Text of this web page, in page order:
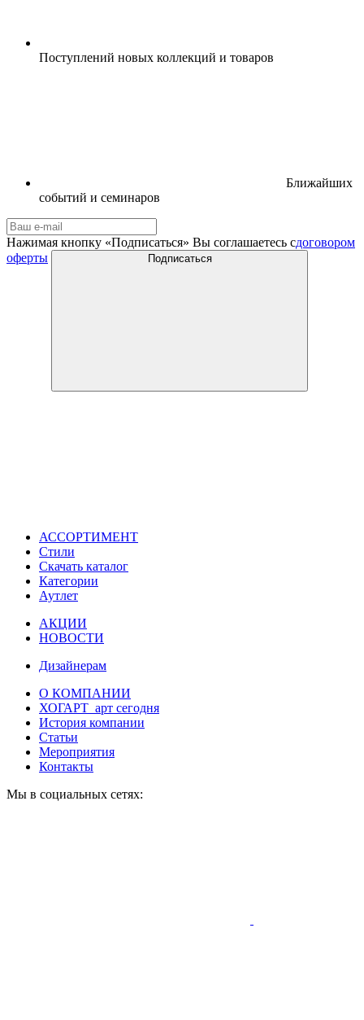
Поступлений новых коллекций и товаров
Ближайших
событий и семинаров
Нажимая кнопку «Подписаться» Вы соглашаетесь сдоговором
оферты
Подписаться
АССОРТИМЕНТ
Стили
Скачать каталог
Категории
Аутлет
АКЦИИ
НОВОСТИ
Дизайнерам
О КОМПАНИИ
ХОГАРТ_арт сегодня
История компании
Статьи
Мероприятия
Контакты
Мы в социальных сетях: